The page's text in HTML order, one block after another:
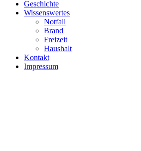
Geschichte
Wissenswertes
Notfall
Brand
Freizeit
Haushalt
Kontakt
Impressum